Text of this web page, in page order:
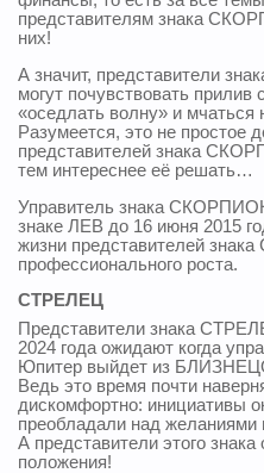
представителям знака
них!
А значит, представители
могут почувствовать прилив
«оседлать волну» и мчаться
Разумеется, это не простое
представителей знака
тем интереснее её решать…
Управитель знака
знаке ЛЕВ до 16 июня 2015
жизни представителей
профессионального роста.
СТРЕЛЕЦ
Представители знака
2024 года ожидают когда
Юпитер выйдет из
Ведь это время почти
дискомфортно: инициативы
преобладали над
А представители этого
положения!